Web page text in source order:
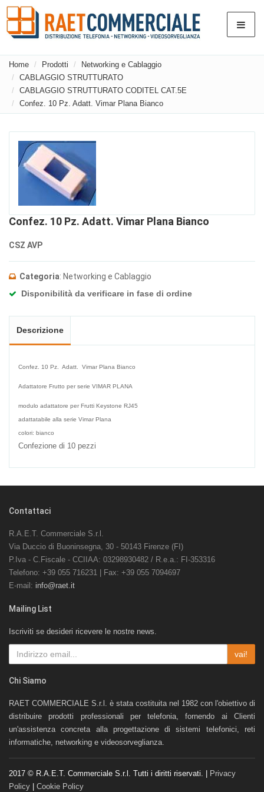
Home Prodotti
Networking e Cablaggio
CABLAGGIO STRUTTURATO
CABLAGGIO STRUTTURATO CODITEL CAT.5E
Confez. 10 Pz. Adatt. Vimar Plana Bianco
Confez. 10 Pz. Adatt. Vimar Plana Bianco
CSZ AVP
Categoria: Networking e Cablaggio
Disponibilità da verificare in fase di ordine
Descrizione
Confez. 10 Pz. Adatt. Vimar Plana Bianco
Adattatore Frutto per serie VIMAR PLANA
modulo adattatore per Frutti Keystone RJ45
adattatabile alla serie Vimar Plana
colori: bianco
Confezione di 10 pezzi
Contattaci
R.A.E.T. Commerciale S.r.l.
Via Duccio di Buoninsegna, 30 - 50143 Firenze (FI)
P.Iva - C.Fiscale - CCIIAA: 03298930482 / R.e.a.: FI-353316
Telefono: +39 055 716231 | Fax: +39 055 7094697
E-mail: info@raet.it
Mailing List
Iscriviti se desideri ricevere le nostre news.
vai!
Chi Siamo
RAET COMMERCIALE S.r.l. è stata costituita nel 1982 con l'obiettivo di
distribuire prodotti professionali per telefonia, fornendo ai Clienti
un'assistenza concreta alla progettazione di sistemi telefonici, reti
informatiche, networking e videosorveglianza.
2017 © R.A.E.T. Commerciale S.r.l. Tutti i diritti riservati. |
Privacy
Policy
Cookie Policy